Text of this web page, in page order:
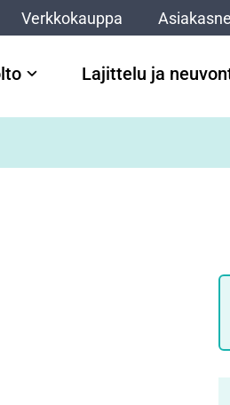
Verkkokauppa
Lajittelu ja